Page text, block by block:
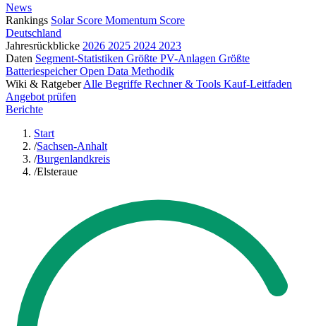
News
Rankings Solar Score Momentum Score
Deutschland
Jahresrückblicke 2026 2025 2024 2023
Daten Segment-Statistiken Größte PV-Anlagen Größte
BatteriespeicherOpen Data Methodik
Wiki & Ratgeber Alle Begriffe Rechner & Tools Kauf-Leitfaden
Angebot prüfen
Berichte
Start
/Sachsen-Anhalt
/Burgenlandkreis
/Elsteraue